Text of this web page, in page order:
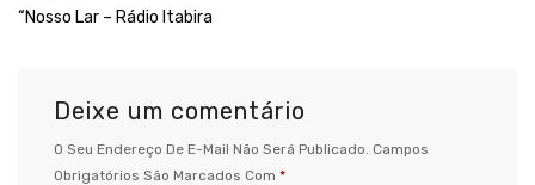
“Nosso Lar – Rádio Itabira
Deixe um comentário
O Seu Endereço De E-Mail Não Será Publicado. Campos
Obrigatórios São Marcados Com *